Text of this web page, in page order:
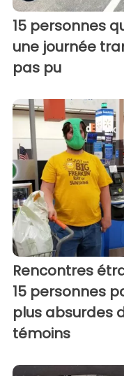
15 personnes
une journée
pas pu
Rencontres
15 personnes
plus absurdes
témoins